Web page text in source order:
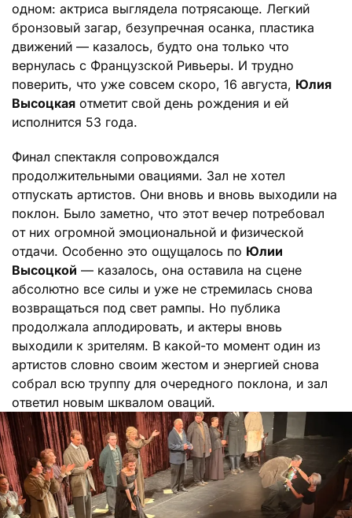
одном: актриса выглядела потрясающе. Легкий
бронзовый загар, безупречная осанка, пластика
движений — казалось, будто она только что
вернулась с Французской Ривьеры. И трудно
поверить, что уже совсем скоро, 16 августа, Юлия
Высоцкая отметит свой день рождения и ей
исполнится 53 года.
Финал спектакля сопровождался
продолжительными овациями. Зал не хотел
отпускать артистов. Они вновь и вновь выходили на
поклон. Было заметно, что этот вечер потребовал
от них огромной эмоциональной и физической
отдачи. Особенно это ощущалось по Юлии
Высоцкой — казалось, она оставила на сцене
абсолютно все силы и уже не стремилась снова
возвращаться под свет рампы. Но публика
продолжала аплодировать, и актеры вновь
выходили к зрителям. В какой-то момент один из
артистов словно своим жестом и энергией снова
собрал всю труппу для очередного поклона, и зал
ответил новым шквалом оваций.